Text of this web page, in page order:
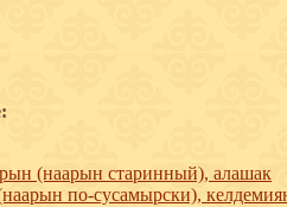
(наарын старинный), алашак
по-сусамырски),